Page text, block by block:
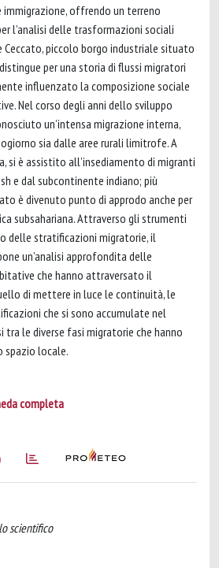
immigrazione, offrendo un terreno
l’analisi delle trasformazioni sociali
piccolo borgo industriale situato
per una storia di flussi migratori
influenzato la composizione sociale
Nel corso degli anni dello sviluppo
un’intensa migrazione interna,
sia dalle aree rurali limitrofe. A
si è assistito all’insediamento di migranti
e dal subcontinente indiano; più
è divenuto punto di approdo anche per
subsahariana. Attraverso gli strumenti
delle stratificazioni migratorie, il
un’analisi approfondita delle
che hanno attraversato il
di mettere in luce le continuità, le
che si sono accumulate nel
tra le diverse fasi migratorie che hanno
spazio locale.
completa
scientifico